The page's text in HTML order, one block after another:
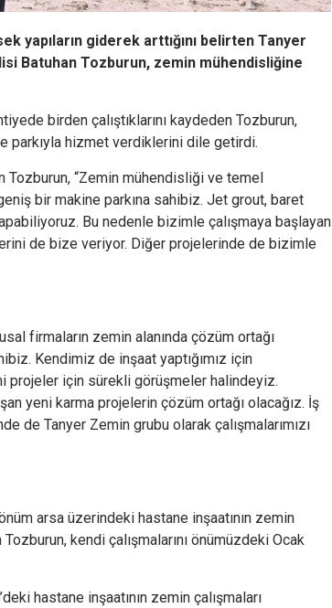
yapıların giderek arttığını belirten Tanyer
Batuhan Tozburun, zemin mühendisliğine
birden çalıştıklarını kaydeden Tozburun,
parkıyla hizmet verdiklerini dile getirdi.
Tozburun, “Zemin mühendisliği ve temel
bir makine parkına sahibiz. Jet grout, baret
Bu nedenle bizimle çalışmaya başlayan
de bize veriyor. Diğer projelerinde de bizimle
firmaların zemin alanında çözüm ortağı
Kendimiz de inşaat yaptığımız için
için sürekli görüşmeler halindeyiz.
yeni karma projelerin çözüm ortağı olacağız. İş
de Tanyer Zemin grubu olarak çalışmalarımızı
arsa üzerindeki hastane inşaatının zemin
Tozburun, kendi çalışmalarını önümüzdeki Ocak
hastane inşaatının zemin çalışmaları